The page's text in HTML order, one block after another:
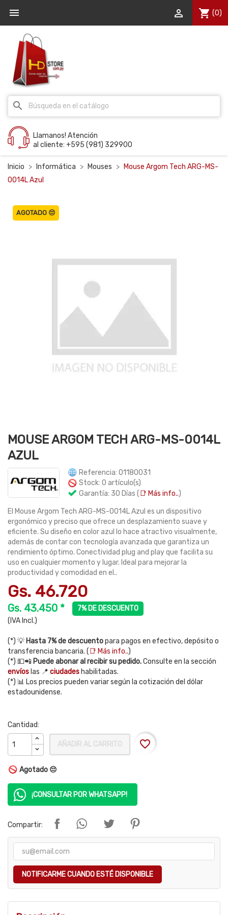
 shopping_cart (0)

search
Llamanos! Atención
al cliente: +595 (981) 329900
Inicio Informática Mouses
Mouse Argom Tech ARG-MS-
0014L Azul
AGOTADO 😔
MOUSE ARGOM TECH ARG-MS-0014L
AZUL
Referencia: 01180031
Stock: 0 artículo(s)
Garantía: 30 Días (📑 Más info..)
El Mouse Argom Tech ARG-MS-0014L Azul es un dispositivo
ergonómico y preciso que ofrece un desplazamiento suave y
eficiente. Su diseño en color azul lo hace atractivo visualmente,
además de contar con tecnología avanzada que garantiza un
rendimiento óptimo. Conectividad plug and play que facilita su
uso en cualquier momento y lugar. Ideal para mejorar la
productividad y comodidad en el..
Gs. 46.720
Gs. 43.450 *
7% DE DESCUENTO
(IVA Incl.)
(*) 💡 Hasta 7% de descuentopara pagos en efectivo, depósito o
transferencia bancaria. (📑 Más info..)
(*) 💵📲 Puede abonar al recibir su pedido.Consulte en la sección
envíos las 📍 ciudades habilitadas.
(*) 📊 Los precios pueden variar según la cotización del dólar
estadounidense.
Cantidad:
AÑADIR AL CARRITO favorite_border
Agotado 😔
¡CONSULTAR POR WHATSAPP!
Compartir:
NOTIFICARME CUANDO ESTÉ DISPONIBLE